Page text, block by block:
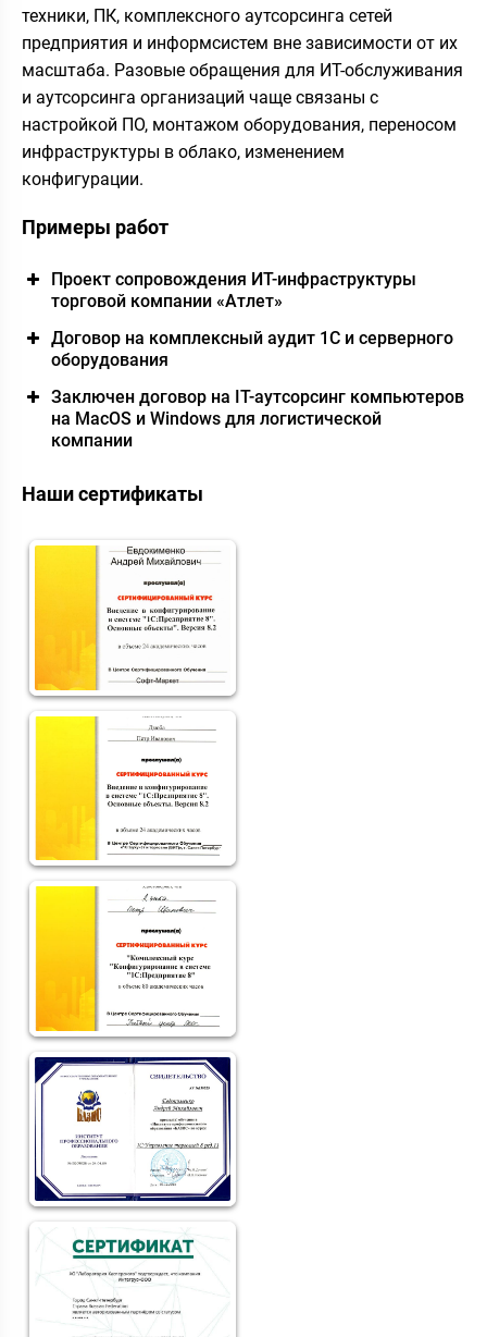
техники, ПК, комплексного аутсорсинга сетей
предприятия и информсистем вне зависимости от их
масштаба. Разовые обращения для ИТ-обслуживания
и аутсорсинга организаций чаще связаны с
настройкой ПО, монтажом оборудования, переносом
инфраструктуры в облако, изменением
конфигурации.
Примеры работ
Проект сопровождения ИТ-инфраструктуры
торговой компании «Атлет»
Договор на комплексный аудит 1С и серверного
оборудования
Заключен договор на IT-аутсорсинг компьютеров
на МасOS и Windows для логистической
компании
Наши сертификаты